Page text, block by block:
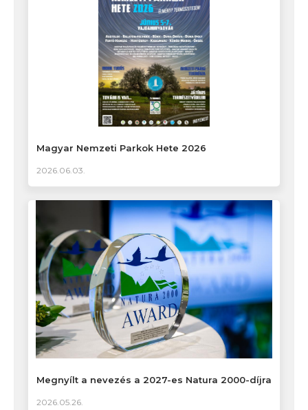
Magyar Nemzeti Parkok Hete 2026
2026.06.03.
Megnyílt a nevezés a 2027-es Natura 2000-díjra
2026.05.26.